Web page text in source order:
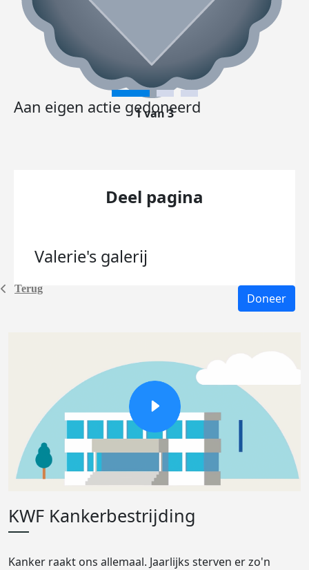
Terug
Aan eigen actie gedoneerd
1 van 3
Deel pagina
Valerie's galerij
Doneer
KWF Kankerbestrijding
Kanker raakt ons allemaal. Jaarlijks sterven er zo'n